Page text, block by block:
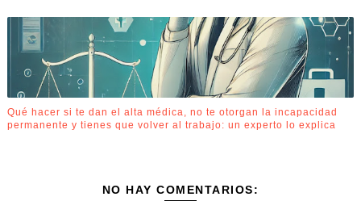
Qué hacer si te dan el alta médica, no te otorgan la incapacidad
permanente y tienes que volver al trabajo: un experto lo explica
NO HAY COMENTARIOS: